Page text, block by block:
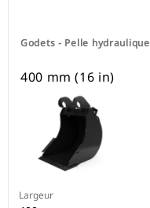
Godets - Pelle hydraulique
400 mm (16 in)
Largeur